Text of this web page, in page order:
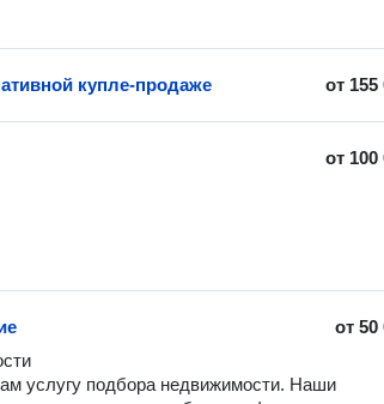
от 155
купле-продаже
от 100
от50
услугу подбора недвижимости. Наши